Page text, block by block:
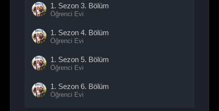
1. Sezon 3. Bölüm
Öğrenci Evi
1. Sezon 4. Bölüm
Öğrenci Evi
1. Sezon 5. Bölüm
Öğrenci Evi
1. Sezon 6. Bölüm
Öğrenci Evi